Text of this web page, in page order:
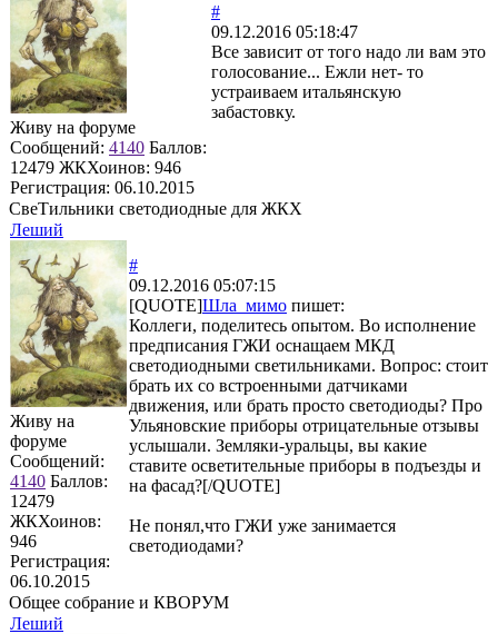
Живу на форуме
Сообщений: 4140 Баллов:
12479 ЖКХоинов: 946
Регистрация: 06.10.2015
#
09.12.2016 05:18:47
Все зависит от того надо ли вам это
голосование... Ежли нет- то
устраиваем итальянскую
забастовку.
СвеТильники светодиодные для ЖКХ
Леший
Живу на
форуме
Сообщений:
4140 Баллов:
12479
ЖКХоинов:
946
Регистрация:
06.10.2015
#
09.12.2016 05:07:15
[QUOTE]Шла_мимо пишет:
Коллеги, поделитесь опытом. Во исполнение
предписания ГЖИ оснащаем МКД
светодиодными светильниками. Вопрос: стоит
брать их со встроенными датчиками
движения, или брать просто светодиоды? Про
Ульяновские приборы отрицательные отзывы
услышали. Земляки-уральцы, вы какие
ставите осветительные приборы в подъезды и
на фасад?[/QUOTE]
Не понял,что ГЖИ уже занимается
светодиодами?
Общее собрание и КВОРУМ
Леший